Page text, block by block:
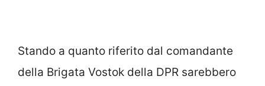
Stando a quanto riferito dal comandante
della Brigata Vostok della DPR sarebbero